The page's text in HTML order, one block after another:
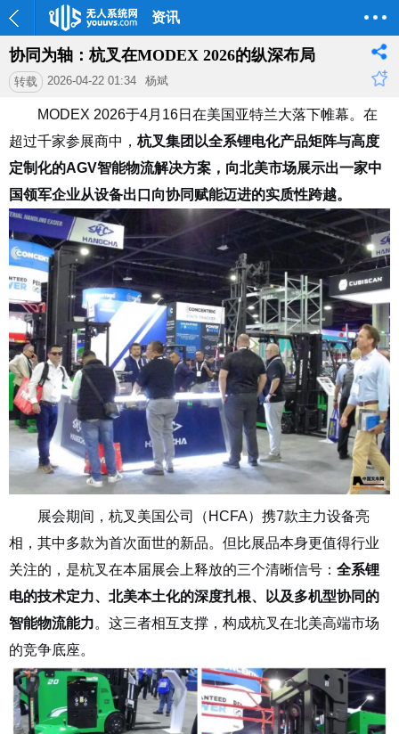
资讯
协同为轴：杭叉在MODEX 2026的纵深布局
转载 2026-04-22 01:34 杨斌
MODEX 2026于4月 16日在美国亚特兰大落下帷幕。在
超过千家参展商中， 杭叉集团以全系锂电化产品矩阵与高度
定制化的AGV智能物流解决方案，向北美市场展示出一家中
国领军企业从设备出口向协同赋能迈进的实质性跨越。
展会期间，杭叉美国公司（ HCFA）携7款主力设备亮
相，其中多款为首次面世的新品。但比展品本身更值得行业
关注的，是杭叉在本届展会上释放的三个清晰信号： 全系锂
电的技术定力、北美本土化的深度扎根、以及多机型协同的
智能物流能力。这三者相互支撑，构成杭叉在北美高端市场
的竞争底座。